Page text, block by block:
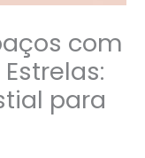
com
para